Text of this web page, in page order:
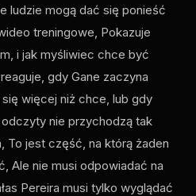
ludzie mogą dać się ponieść
treningowe, Pokazuje
i jak myśliwiec chce być
gdy Gane zaczyna
więcej niż chce, lub gdy
nie przychodzą tak
To jest część, na którą żaden
Ale nie musi odpowiadać na
Pereira musi tylko wyglądać